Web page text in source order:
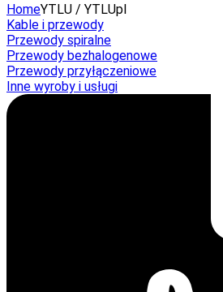
HomeYTLU / YTLUpl
Kable i przewody
Przewody spiralne
Przewody bezhalogenowe
Przewody przyłączeniowe
Inne wyroby i usługi